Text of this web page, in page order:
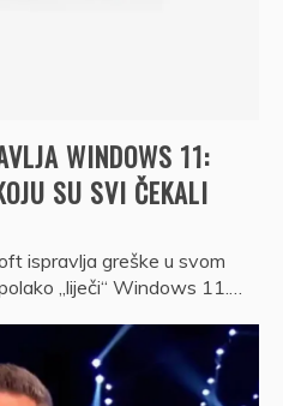
WINDOWS 11:
SU SVI ČEKALI
ispravlja greške u svom
„liječi“ Windows 11.…